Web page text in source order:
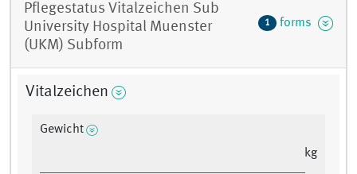
Pflegestatus Vitalzeichen Sub
University Hospital Muenster
(UKM) Subform
1 forms
Vitalzeichen
Gewicht
kg